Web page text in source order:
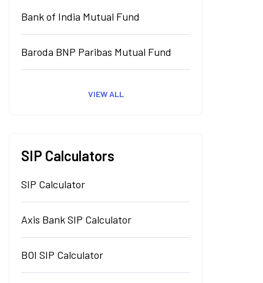
Bank of India Mutual Fund
Baroda BNP Paribas Mutual Fund
VIEW ALL
SIP Calculators
SIP Calculator
Axis Bank SIP Calculator
BOI SIP Calculator